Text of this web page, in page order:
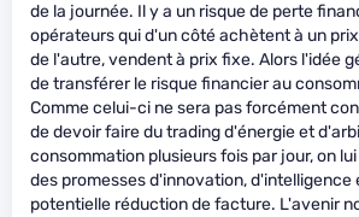
de la journée. Il y a un risque de perte
opérateurs qui d'un côté achètent à un
de l'autre, vendent à prix fixe. Alors l'idée
de transférer le risque financier au
Comme celui-ci ne sera pas forcément
de devoir faire du trading d'énergie et
consommation plusieurs fois par jour, on
des promesses d'innovation, d'intelligence
potentielle réduction de facture. L'avenir